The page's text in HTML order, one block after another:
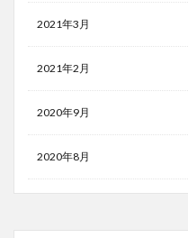
2021年3月
2021年2月
2020年9月
2020年8月